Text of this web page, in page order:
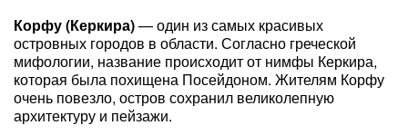
Корфу (Керкира)— один из самых красивых
островных городов в области. Согласно греческой
мифологии, название происходит от нимфы Керкира,
которая была похищена Посейдоном. Жителям Корфу
очень повезло, остров сохранил великолепную
архитектуру и пейзажи.